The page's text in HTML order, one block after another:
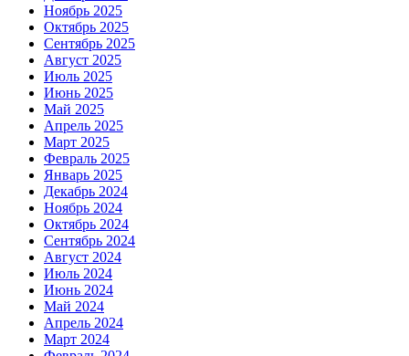
Ноябрь 2025
Октябрь 2025
Сентябрь 2025
Август 2025
Июль 2025
Июнь 2025
Май 2025
Апрель 2025
Март 2025
Февраль 2025
Январь 2025
Декабрь 2024
Ноябрь 2024
Октябрь 2024
Сентябрь 2024
Август 2024
Июль 2024
Июнь 2024
Май 2024
Апрель 2024
Март 2024